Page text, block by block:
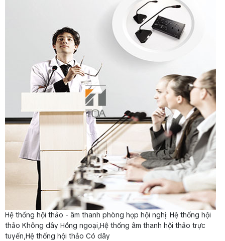
Hệ thống hội thảo - âm thanh phòng họp hội nghị: Hệ thống hội
thảo Không dây Hồng ngoại,Hệ thống âm thanh hội thảo trực
tuyến,Hệ thống hội thảo Có dây